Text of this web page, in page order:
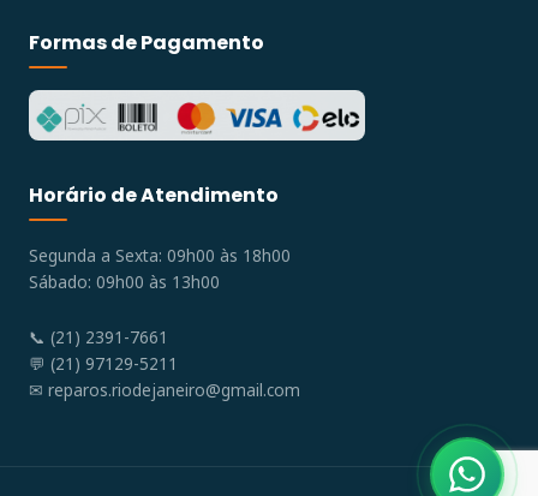
Formas de Pagamento
Horário de Atendimento
Segunda a Sexta: 09h00 às 18h00
Sábado: 09h00 às 13h00
📞 (21) 2391-7661
💬 (21) 97129-5211
✉ reparos.riodejaneiro@gmail.com